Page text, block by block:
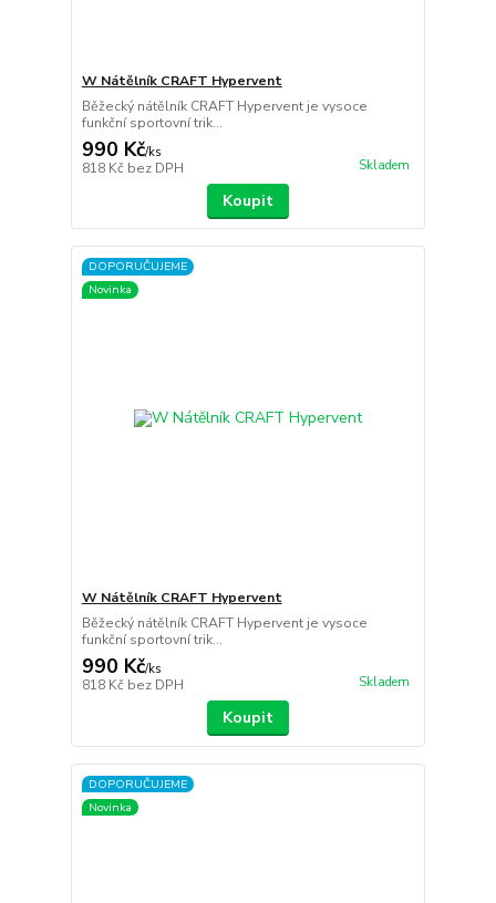
W Nátělník CRAFT Hypervent
Běžecký nátělník CRAFT Hypervent je vysoce
funkční sportovní trik...
990 Kč/ks
818 Kč bez DPH Skladem
Koupit
DOPORUČUJEME
Novinka
W Nátělník CRAFT Hypervent
Běžecký nátělník CRAFT Hypervent je vysoce
funkční sportovní trik...
990 Kč/ks
818 Kč bez DPH Skladem
Koupit
DOPORUČUJEME
Novinka